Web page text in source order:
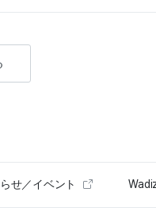
せ／イベント